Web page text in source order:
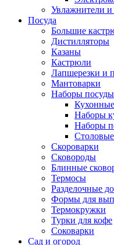
Увлажнители и
Посуда
Большие
Дистилляторы
Казаны
Кастрюли
Лапшерезки и
Мантоварки
Наборы посуды
Наборы
Наборы
Скороварки
Сковороды
Блинные
Термосы
Разделочные
Формы для
Термокружки
Турки для кофе
Соковарки
Сад и огород